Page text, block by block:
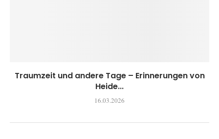
Traumzeit und andere Tage – Erinnerungen von
Heide...
16.03.2026